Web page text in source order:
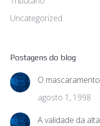
Uncategorized
Postagens do blog
O
agosto 1, 1998
A validade da